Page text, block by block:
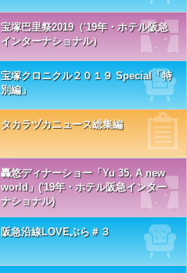
宝塚巴里祭2019（'19年・ホテル阪急
インターナショナル）
宝塚クロニクル２０１９ Special「特
別編」
タカラヅカニュース総集編
轟悠ディナーショー「Yu 35, A new
world」('19年・ホテル阪急インター
ナショナル)
阪急沿線LOVEぶら＃３